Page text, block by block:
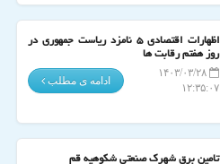
اظهارات اقتصادی ۵ نامزد ریاست جمهوری در
روز هفتم رقابت ها
۱۴۰۳/۰۳/۲۸
۱۲:۳۵:۰۷
ادامه ی مطلب
تامین برق شهرک صنعتی شکوهیه قم